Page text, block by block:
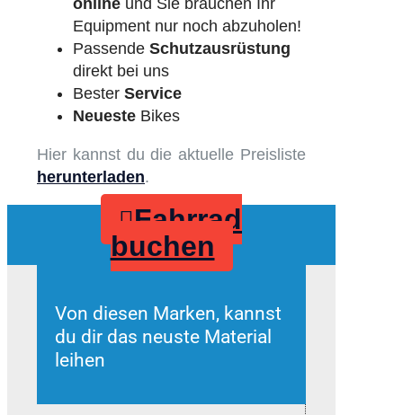
Equipment nur noch abzuholen!
Passende Schutzausrüstung
direkt bei uns
Bester Service
Neueste Bikes
Hier kannst du die aktuelle Preisliste
herunterladen.
Fahrrad
buchen
Von diesen Marken, kannst
du dir das neuste Material
leihen